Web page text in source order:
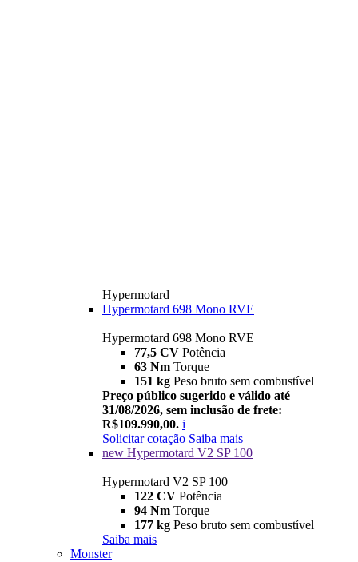
Hypermotard
Hypermotard 698 Mono RVE
Hypermotard 698 Mono RVE
77,5 CV Potência
63 Nm Torque
151 kg Peso bruto sem combustível
Preço público sugerido e válido até
31/08/2026, sem inclusão de frete:
R$109.990,00. i
Solicitar cotação Saiba mais
new Hypermotard V2 SP 100
Hypermotard V2 SP 100
122 CV Potência
94 Nm Torque
177 kg Peso bruto sem combustível
Saiba mais
Monster